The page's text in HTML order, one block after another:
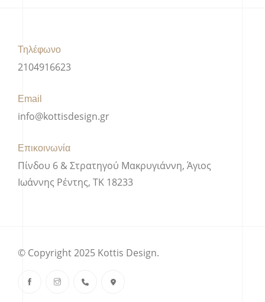
Τηλέφωνο
2104916623
Email
info@kottisdesign.gr
Επικοινωνία
Πίνδου 6 & Στρατηγού Μακρυγιάννη, Άγιος
Ιωάννης Ρέντης, ΤΚ 18233
© Copyright 2025 Kottis Design.